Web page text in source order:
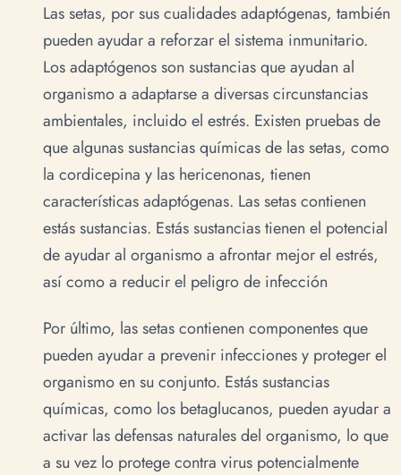
Las setas, por sus cualidades adaptógenas, también
pueden ayudar a reforzar el sistema inmunitario.
Los adaptógenos son sustancias que ayudan al
organismo a adaptarse a diversas circunstancias
ambientales, incluido el estrés. Existen pruebas de
que algunas sustancias químicas de las setas, como
la cordicepina y las hericenonas, tienen
características adaptógenas. Las setas contienen
estás sustancias. Estás sustancias tienen el potencial
de ayudar al organismo a afrontar mejor el estrés,
así como a reducir el peligro de infección
Por último, las setas contienen componentes que
pueden ayudar a prevenir infecciones y proteger el
organismo en su conjunto. Estás sustancias
químicas, como los betaglucanos, pueden ayudar a
activar las defensas naturales del organismo, lo que
a su vez lo protege contra virus potencialmente